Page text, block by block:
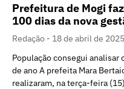
Prefeitura de Mogi
100 dias da nova
Redação
18 de abril de 2025
População consegui
de ano A prefeita Mara
realizaram, na terça-feira